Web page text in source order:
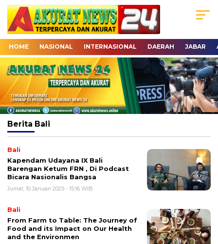
HOME NASIONAL INTERNASIONAL DAERAH JABAR
Berita Bali
Bali
Kapendam Udayana IX Bali
Barengan Ketum FRN , Di Podcast
Bicara Nasionalis Bangsa
Jumat, 10 Januari 2025 - 15:16 WIB
Bali
From Farm to Table: The Journey of
Food and its Impact on Our Health
and the Environmen